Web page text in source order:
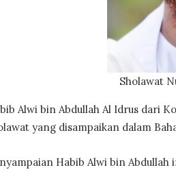
Sholawat
Alwi bin Abdullah Al Idrus dari
yang disampaikan dalam
Habib Alwi bin